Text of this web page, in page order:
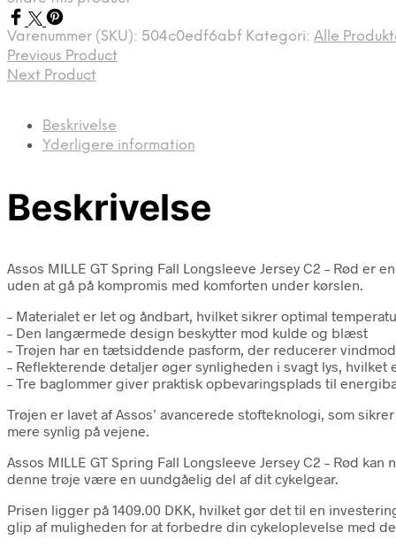
Varenummer (SKU): 504c0edf6abf Kategori: Alle
Previous Product
Next Product
Beskrivelse
Yderligere information
Beskrivelse
Assos MILLE GT Spring Fall Longsleeve Jersey C2 – Rød
uden at gå på kompromis med komforten under kørslen.
– Materialet er let og åndbart, hvilket sikrer optimal
– Den langærmede design beskytter mod kulde og blæst
– Trøjen har en tætsiddende pasform, der reducerer
– Reflekterende detaljer øger synligheden i svagt lys,
– Tre baglommer giver praktisk opbevaringsplads til
Trøjen er lavet af Assos’ avancerede stofteknologi, som
mere synlig på vejene.
Assos MILLE GT Spring Fall Longsleeve Jersey C2 – Rød
denne trøje være en uundgåelig del af dit cykelgear.
Prisen ligger på 1409.00 DKK, hvilket gør det til en
glip af muligheden for at forbedre din cykeloplevelse med